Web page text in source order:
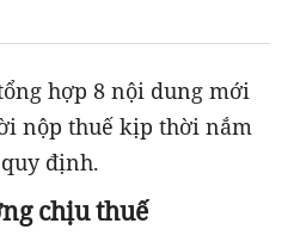
hợp 8 nội dung mới
nộp thuế kịp thời nắm
định.
chịu thuế